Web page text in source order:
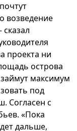
возведение
сказал
проекта ни
острова
займут максимум
под
Согласен с
«Пока
дальше,